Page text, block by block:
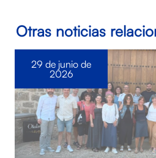
Otras noticias
29 de junio de
2026